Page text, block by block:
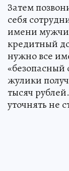
Затем
себя
имени
кредитный
нужно все
«безопасный
жулики
тысяч
уточнять не